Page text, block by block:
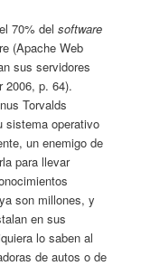
70% delsoftware
(Apache Web
sus servidores
2006, p. 64).
Torvalds
sistema operativo
un enemigo de
para llevar
ya son millones, y
en sus
lo saben al
de autos o de